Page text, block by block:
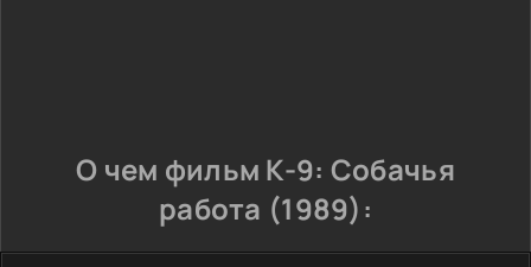
О чем фильм К-9: Собачья
работа (1989):